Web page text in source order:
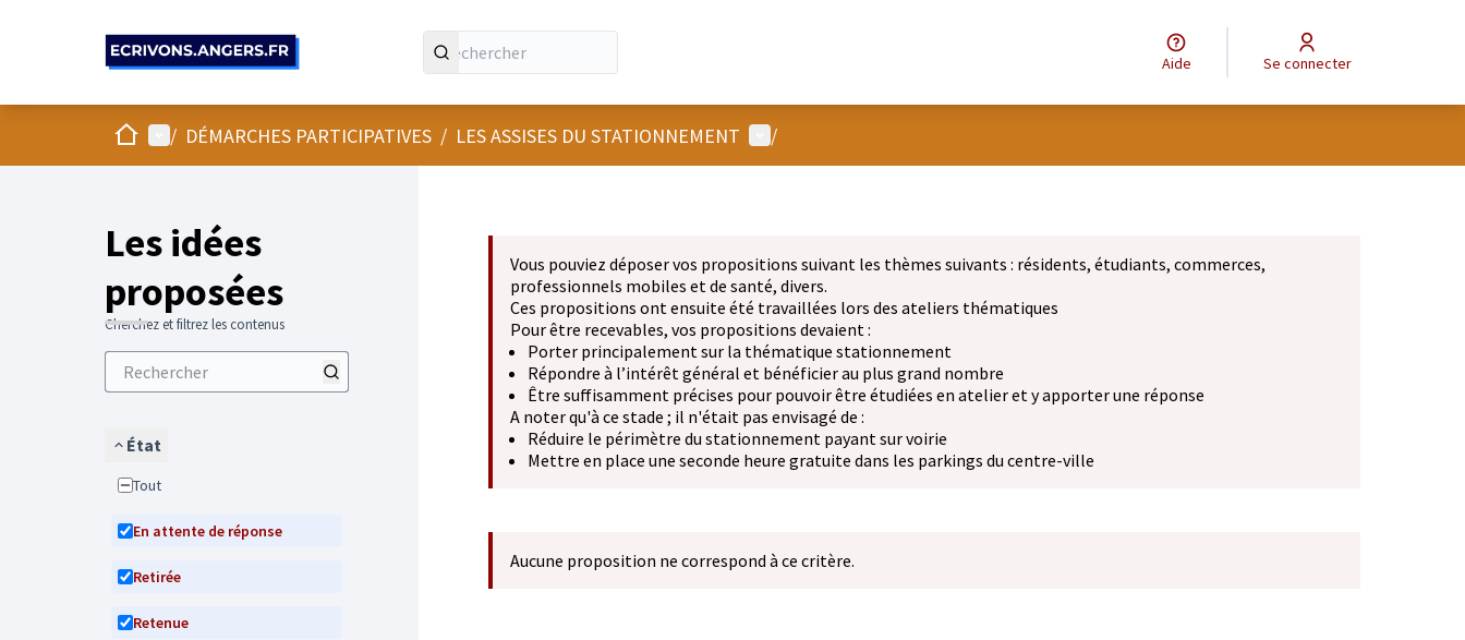
Aide Se connecter
AccueilMenu principal
/ DÉMARCHES PARTICIPATIVES / LES ASSISES DU STATIONNEMENT Menu utilisateur
/
Les idées
proposées
Cherchez et filtrez les contenus
État
Tout
En attente de réponse
Retirée
Retenue
Vous pouviez déposer vos propositions suivant les thèmes suivants : résidents, étudiants, commerces,
professionnels mobiles et de santé, divers.
Ces propositions ont ensuite été travaillées lors des ateliers thématiques
Pour être recevables, vos propositions devaient :
Porter principalement sur la thématique stationnement
Répondre à l’intérêt général et bénéficier au plus grand nombre
Être suffisamment précises pour pouvoir être étudiées en atelier et y apporter une réponse
A noter qu'à ce stade ; il n'était pas envisagé de :
Réduire le périmètre du stationnement payant sur voirie
Mettre en place une seconde heure gratuite dans les parkings du centre-ville
Aucune proposition ne correspond à ce critère.